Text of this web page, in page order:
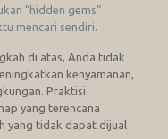
“hidden gems”
mencari sendiri.
di atas, Anda tidak
kenyamanan,
Praktisi
yang terencana
yang tidak dapat dijual